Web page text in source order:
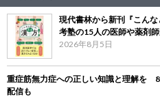
現代書林から新刊『こん
考塾の15人の医師や薬剤
2026年8月5日
重症筋無力症への正しい知識と理解を
配信も